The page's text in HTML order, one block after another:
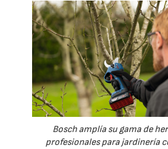
Bosch amplía su gama de
profesionales para jardinería